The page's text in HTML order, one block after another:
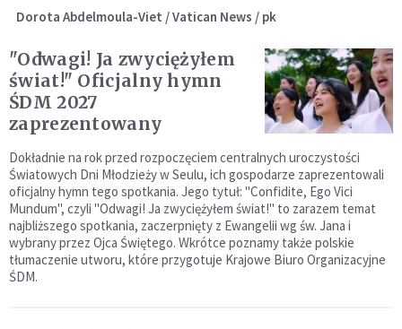
Dorota Abdelmoula-Viet / Vatican News / pk
"Odwagi! Ja zwyciężyłem
świat!" Oficjalny hymn
ŚDM 2027
zaprezentowany
Dokładnie na rok przed rozpoczęciem centralnych uroczystości
Światowych Dni Młodzieży w Seulu, ich gospodarze zaprezentowali
oficjalny hymn tego spotkania. Jego tytuł: "Confidite, Ego Vici
Mundum", czyli "Odwagi! Ja zwyciężyłem świat!" to zarazem temat
najbliższego spotkania, zaczerpnięty z Ewangelii wg św. Jana i
wybrany przez Ojca Świętego. Wkrótce poznamy także polskie
tłumaczenie utworu, które przygotuje Krajowe Biuro Organizacyjne
ŚDM.